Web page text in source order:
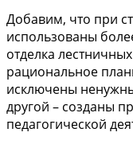
Добавим, что при
использованы
отделка
рациональное
исключены
другой – созданы
педагогической